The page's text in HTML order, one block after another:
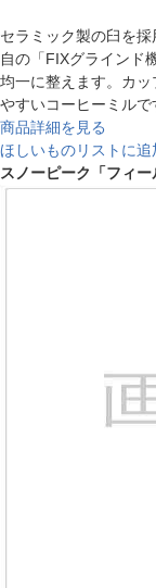
セラミック製の臼を
自の「FIXグラインド
均一に整えます。カ
やすいコーヒーミルで
商品詳細を見る
ほしいものリストに追
スノーピーク「フィ